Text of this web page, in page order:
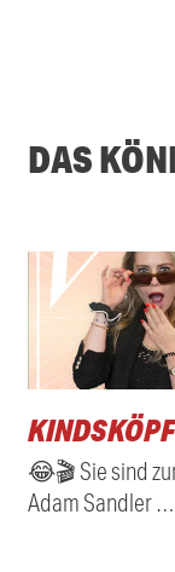
DAS
😂🎬 Sie sind
Adam Sandler …